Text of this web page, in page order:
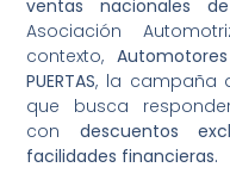
ventas nacionales
Asociación
contexto,
PUERTAS, la campaña
que busca
con descuentos
facilidades financieras.